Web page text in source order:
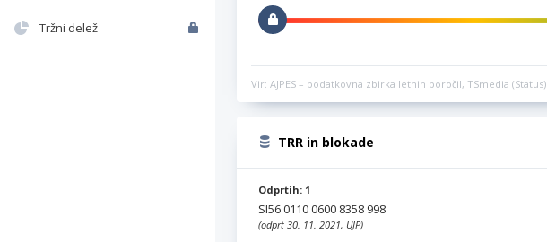
Tržni delež
Vir: AJPES – podatkovna zbirka letnih poročil, TSmedia (Status)
TRR in blokade
Odprtih: 1
SI56 0110 0600 8358 998
(odprt 30. 11. 2021, UJP)